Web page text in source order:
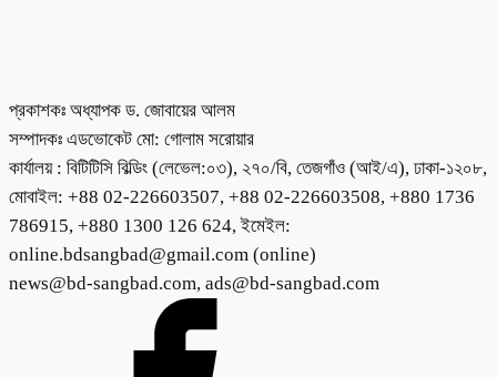
প্রকাশকঃ অধ্যাপক ড. জোবায়ের আলম
সম্পাদকঃ এডভোকেট মো: গোলাম সরোয়ার
কার্যালয় : বিটিটিসি বিল্ডিং (লেভেল:০৩), ২৭০/বি, তেজগাঁও (আই/এ), ঢাকা-১২০৮,
মোবাইল: +88 02-226603507, +88 02-226603508, +880 1736
786915, +880 1300 126 624, ইমেইল:
online.bdsangbad@gmail.com (online)
news@bd-sangbad.com, ads@bd-sangbad.com